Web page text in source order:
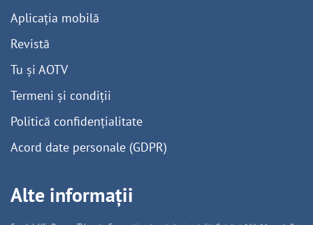
Aplicația mobilă
Revistă
Tu și AOTV
Termeni și condiții
Politică confidențialitate
Acord date personale (GDPR)
Alte informații